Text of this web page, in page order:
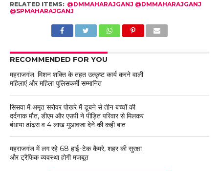
RELATED ITEMS: @DMMAHARAJGANJ @DMMAHARAJGANJ
@SPMAHARAJGANJ
RECOMMENDED FOR YOU
महराजगंज: मिशन शक्ति के तहत उत्कृष्ट कार्य करने वाली
महिलाएं और महिला पुलिसकर्मी सम्मानित
सिसवा में अमृत सरोवर पोखरे में डूबने से तीन बच्चों की
दर्दनाक मौत, डीएम और एसपी ने पीड़ित परिवार से मिलकर
बंधाया ढांढ़स व 4 लाख मुआवजा देने की कही बात
महराजगंज में लग रहे 68 हाई-टेक कैमरे, शहर की सुरक्षा
और ट्रैफिक व्यवस्था होगी मजबूत